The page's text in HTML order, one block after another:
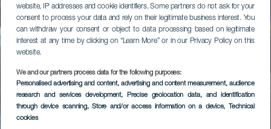
website, IP addresses and cookie identifiers. Some partners do not ask for your
consent to process your data and rely on their legitimate business interest. You
can withdraw your consent or object to data processing based on legitimate
interest at any time by clicking on “Learn More” or in our Privacy Policy on this
website.
We and our partners process data for the following purposes:
Personalised advertising and content, advertising and content measurement, audience
research and services development, Precise geolocation data, and identification
through device scanning, Store and/or access information on a device, Technical
cookies